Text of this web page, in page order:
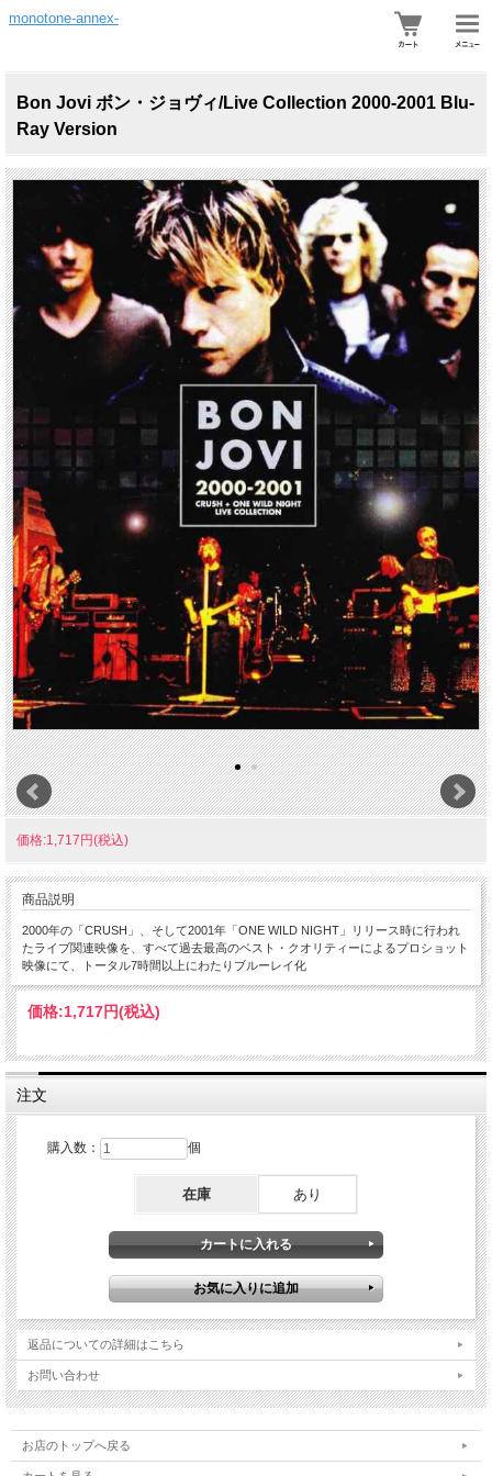
monotone-annex-
Bon Jovi ボン・ジョヴィ/Live Collection 2000-2001 Blu-
Ray Version
価格:1,717円(税込)
商品説明
2000年の「CRUSH」、そして2001年「ONE WILD NIGHT」リリース時に行われ
たライブ関連映像を、すべて過去最高のベスト・クオリティーによるプロショット
映像にて、トータル7時間以上にわたりブルーレイ化
価格:1,717円(税込)
注文
購入数： 個
在庫 あり
返品についての詳細はこちら
お問い合わせ
お店のトップへ戻る